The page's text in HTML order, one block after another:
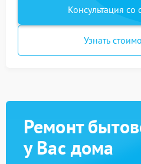
Консультация со
Узнать
Ремонт
у Вас дома